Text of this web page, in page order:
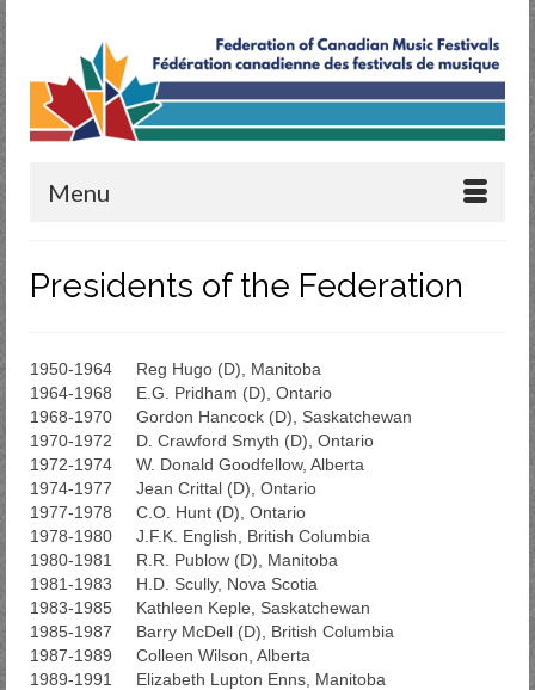
Menu
Presidents of the Federation
1950-1964 Reg Hugo (D), Manitoba
1964-1968 E.G. Pridham (D), Ontario
1968-1970 Gordon Hancock (D), Saskatchewan
1970-1972 D. Crawford Smyth (D), Ontario
1972-1974 W. Donald Goodfellow, Alberta
1974-1977 Jean Crittal (D), Ontario
1977-1978 C.O. Hunt (D), Ontario
1978-1980 J.F.K. English, British Columbia
1980-1981 R.R. Publow (D), Manitoba
1981-1983 H.D. Scully, Nova Scotia
1983-1985 Kathleen Keple, Saskatchewan
1985-1987 Barry McDell (D), British Columbia
1987-1989 Colleen Wilson, Alberta
1989-1991 Elizabeth Lupton Enns, Manitoba